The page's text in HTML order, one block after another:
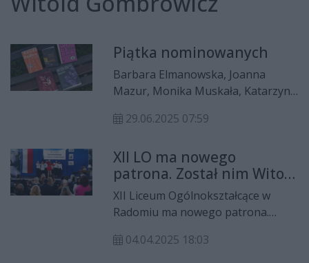
Piątka nominowanych
Barbara Elmanowska, Joanna
Mazur, Monika Muskała, Katarzyna
nominowani do tegorocznej
Gombrowicza, przyznawanej za
debiut prozatorski.
29.06.2025 07:59
XII LO ma nowego
patrona. Został nim Witold
Gombrowicz
XII Liceum Ogólnokształcące w
Radomiu ma nowego patrona.
pierwsza placówka w naszym
04.04.2025 18:03